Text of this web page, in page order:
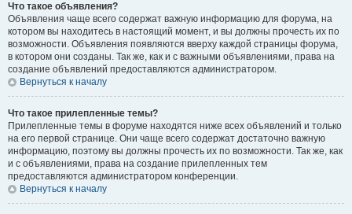
Что такое объявления?
Объявления чаще всего содержат важную информацию для форума, на
котором вы находитесь в настоящий момент, и вы должны прочесть их по
возможности. Объявления появляются вверху каждой страницы форума,
в котором они созданы. Так же, как и с важными объявлениями, права на
создание объявлений предоставляются администратором.
Вернуться к началу
Что такое прилепленные темы?
Прилепленные темы в форуме находятся ниже всех объявлений и только
на его первой странице. Они чаще всего содержат достаточно важную
информацию, поэтому вы должны прочесть их по возможности. Так же, как
и с объявлениями, права на создание прилепленных тем
предоставляются администратором конференции.
Вернуться к началу